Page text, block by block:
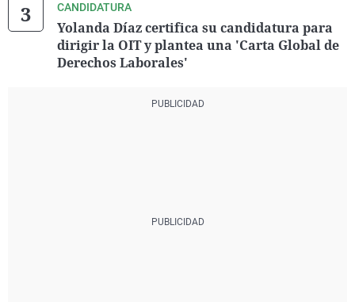
CANDIDATURA
Yolanda Díaz certifica su candidatura para
dirigir la OIT y plantea una 'Carta Global de
Derechos Laborales'